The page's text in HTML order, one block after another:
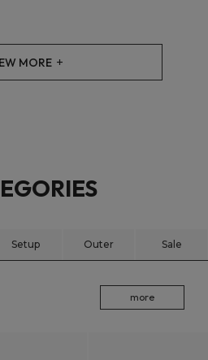
MORE
Setup Outer Sale
more